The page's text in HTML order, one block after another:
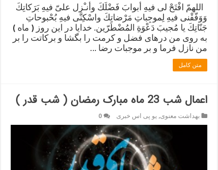
اللهمّ افْتَحْ لی فیهِ أبوابَ فَضْلَكَ وأنـْزِل علیّ فیهِ بَرَكاتِكَ
وَوَفّقْنی فیهِ لِموجِباتِ مَرْضاتِكَ واسْكِنّی فیهِ بُحْبوحاتِ
جَنّاتِكَ یا مُجیبَ دَعْوَةِ المُضْطَرّین. خدایا در این روز ( ماه )
به روی من درهای فضل و کرمت را بگشا و برکاتت را بر
من نازل فرما و بر موجبات رضا …
متن کامل
اعمال شب 23 ماه مبارک رمضان ( شب قدر )
بهداشت معنوی, یو پی اس خبری 0